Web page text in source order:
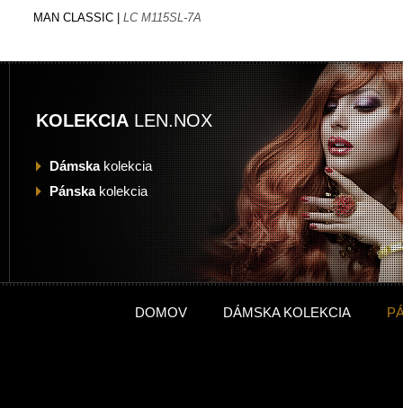
MAN CLASSIC | LC M115SL-7A
KOLEKCIA LEN.NOX
Dámskakolekcia
Pánskakolekcia
DOMOV DÁMSKA KOLEKCIA